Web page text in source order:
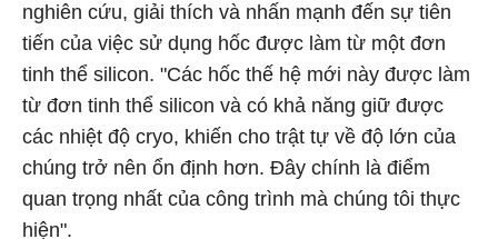
nghiên cứu, giải thích và nhấn mạnh đến sự tiên
tiến của việc sử dụng hốc được làm từ một đơn
tinh thể silicon. "Các hốc thế hệ mới này được làm
từ đơn tinh thể silicon và có khả năng giữ được
các nhiệt độ cryo, khiến cho trật tự về độ lớn của
chúng trở nên ổn định hơn. Đây chính là điểm
quan trọng nhất của công trình mà chúng tôi thực
hiện".